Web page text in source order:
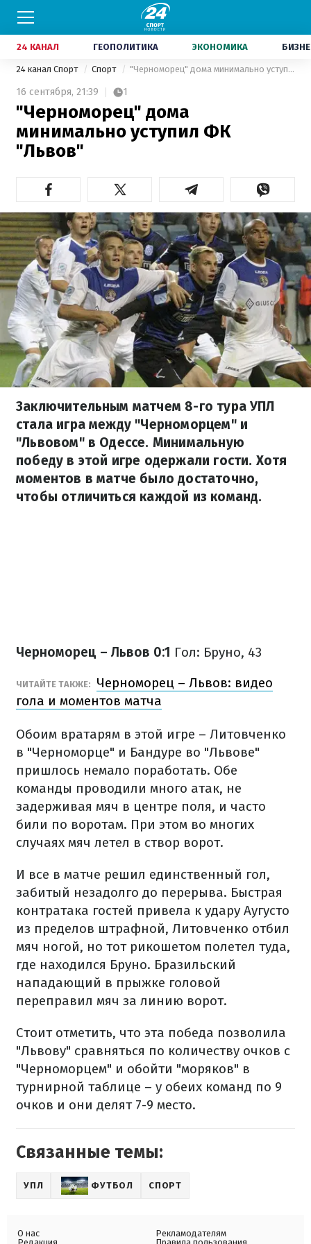
24 КАНАЛ ГЕОПОЛИТИКА ЭКОНОМИКА
24 канал Спорт Спорт "Черноморец" дома минимально уступил ФК "Львов"
16 сентября, 21:39 1
"Черноморец" дома
минимально уступил ФК
"Львов"
Заключительным матчем 8-го тура УПЛ
стала игра между "Черноморцем" и
"Львовом" в Одессе. Минимальную
победу в этой игре одержали гости. Хотя
моментов в матче было достаточно,
чтобы отличиться каждой из команд.
Черноморец – Львов 0:1 Гол: Бруно, 43
ЧИТАЙТЕ ТАКЖЕ:
Черноморец – Львов: видео
гола и моментов матча
Обоим вратарям в этой игре – Литовченко
в "Черноморце" и Бандуре во "Львове"
пришлось немало поработать. Обе
команды проводили много атак, не
задерживая мяч в центре поля, и часто
били по воротам. При этом во многих
случаях мяч летел в створ ворот.
И все в матче решил единственный гол,
забитый незадолго до перерыва. Быстрая
контратака гостей привела к удару Аугусто
из пределов штрафной, Литовченко отбил
мяч ногой, но тот рикошетом полетел туда,
где находился Бруно. Бразильский
нападающий в прыжке головой
переправил мяч за линию ворот.
Стоит отметить, что эта победа позволила
"Львову" сравняться по количеству очков с
"Черноморцем" и обойти "моряков" в
турнирной таблице – у обеих команд по 9
очков и они делят 7-9 место.
Связанные темы:
УПЛ ФУТБОЛ СПОРТ
О нас
Рекламодателям